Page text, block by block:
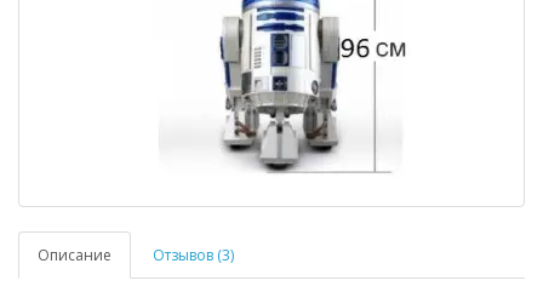
Описание Отзывов (3)